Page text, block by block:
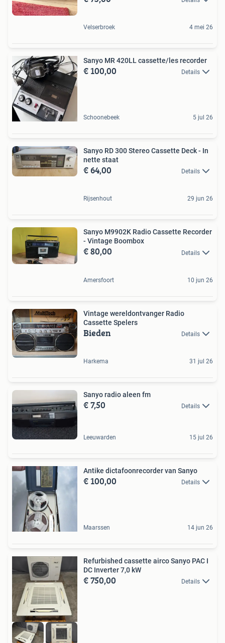
Velserbroek 4 mei 26
Sanyo MR 420LL cassette/les recorder
€ 100,00 Details
Schoonebeek 5 jul 26
Sanyo RD 300 Stereo Cassette Deck - In
nette staat
€ 64,00 Details
Rijsenhout 29 jun 26
Sanyo M9902K Radio Cassette Recorder
- Vintage Boombox
€ 80,00 Details
Amersfoort 10 jun 26
Vintage wereldontvanger Radio
Cassette Spelers
Bieden Details
Harkema 31 jul 26
Sanyo radio aleen fm
€ 7,50 Details
Leeuwarden 15 jul 26
Antike dictafoonrecorder van Sanyo
€ 100,00 Details
Maarssen 14 jun 26
Refurbished cassette airco Sanyo PAC I
DC Inverter 7,0 kW
€ 750,00 Details